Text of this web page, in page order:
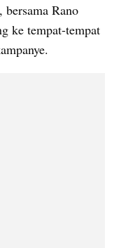
Rano
ke tempat-tempat